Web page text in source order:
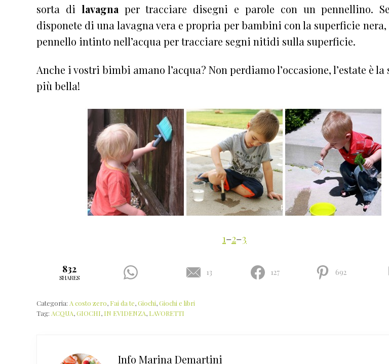
sorta di lavagna per tracciare disegni e parole con un pennellino.
disponete di una lavagna vera e propria per bambini con la superficie
pennello intinto nell’acqua per tracciare segni nitidi sulla superficie.
Anche i vostri bimbi amano l’acqua? Non perdiamo l’occasione, l’estate è la
più bella!
1–2–3
832
SHARES
13 127 692
Categoria: A costo zero, Fai da te,Giochi,Giochi e libri
Tag: ACQUA,GIOCHI, IN EVIDENZA, LAVORETTI
Info Marina Demartini